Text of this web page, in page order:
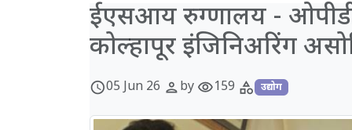
ईएसआय रुग्णालय -
कोल्हापूर इंजिनिअरिंग
schedule05 Jun 26 personby visibility159 category उद्योग